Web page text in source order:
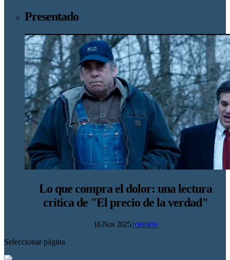
Presentado
Lo que compra el dolor: una lectura
crítica de "El precio de la verdad"
16 Nov 2025| OPINIÓN
Seleccionar página